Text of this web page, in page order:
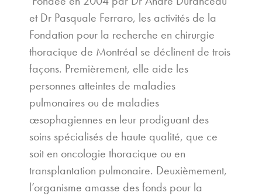
et Dr Pasquale Ferraro, les activités de la
Fondation pour la recherche en chirurgie
thoracique de Montréal se déclinent de trois
façons. Premièrement, elle aide les
personnes atteintes de maladies
pulmonaires ou de maladies
œsophagiennes en leur prodiguant des
soins spécialisés de haute qualité, que ce
soit en oncologie thoracique ou en
transplantation pulmonaire. Deuxièmement,
l’organisme amasse des fonds pour la